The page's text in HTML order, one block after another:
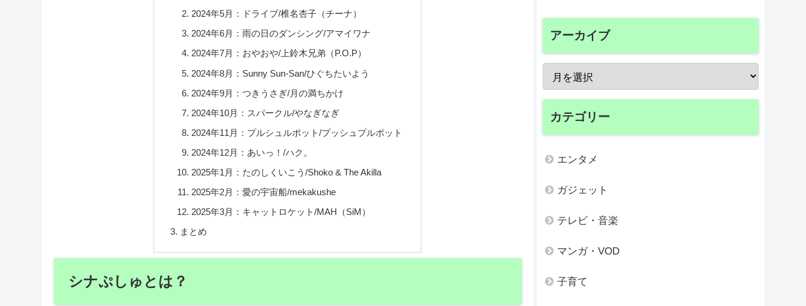
2024年5月：ドライブ/椎名杏子（チーナ）
2024年6月：雨の日のダンシング/アマイワナ
2024年7月：おやおや/上鈴木兄弟（P.O.P）
2024年8月：Sunny Sun-San/ひぐちたいよう
2024年9月：つきうさぎ/月の満ちかけ
2024年10月：スパークル/やなぎなぎ
2024年11月：プルシュルポット/プッシュプルポット
2024年12月：あいっ！/ハク。
2025年1月：たのしくいこう/Shoko & The Akilla
2025年2月：愛の宇宙船/mekakushe
2025年3月：キャットロケット/MAH（SiM）
まとめ
シナぷしゅとは？
アーカイブ
カテゴリー
エンタメ
ガジェット
テレビ・音楽
マンガ・VOD
子育て